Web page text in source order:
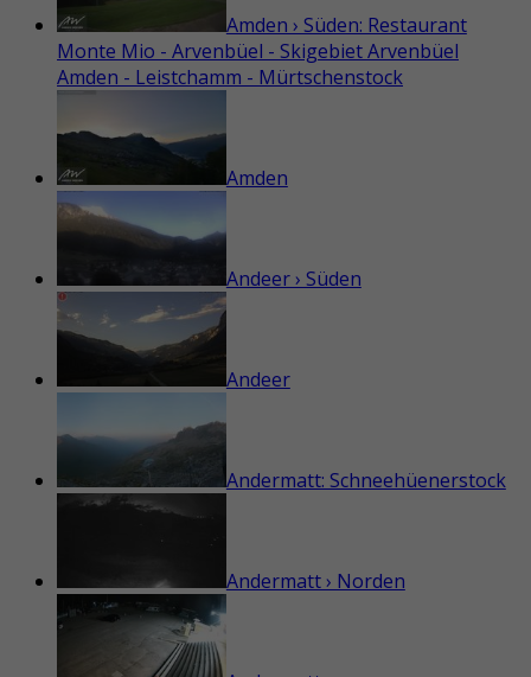
Amden › Süden: Restaurant
Monte Mio - Arvenbüel - Skigebiet Arvenbüel
Amden - Leistchamm - Mürtschenstock
Amden
Andeer › Süden
Andeer
Andermatt: Schneehüenerstock
Andermatt › Norden